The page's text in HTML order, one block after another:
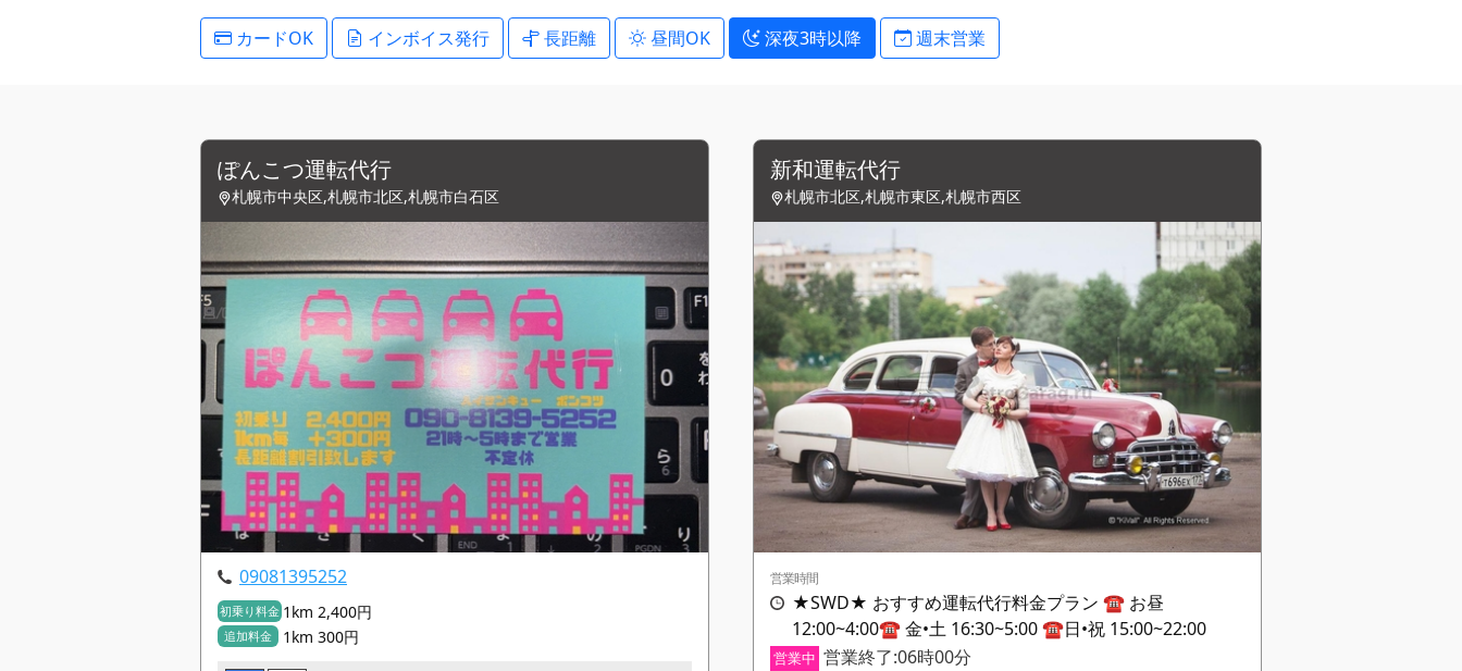
カードOK インボイス発行 長距離 昼間OK 深夜3時以降 週末営業
ぽんこつ運転代行
札幌市中央区,札幌市北区,札幌市白石区
09081395252
初乗り料金 1km 2,400円
追加料金 1km 300円
新和運転代行
札幌市北区,札幌市東区,札幌市西区
営業時間
★SWD★ おすすめ運転代行料金プラン ☎️ お昼
12:00~4:00☎️ 金•土 16:30~5:00 ☎️日•祝 15:00~22:00
営業中 営業終了:06時00分